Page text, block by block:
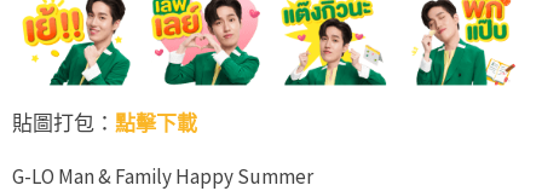
貼圖打包： 點擊下載
G-LO Man & Family Happy Summer